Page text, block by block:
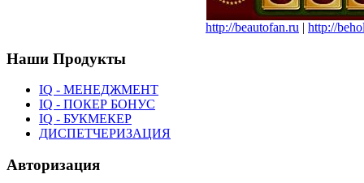
http://beautofan.ru | http://
Наши Продукты
IQ - МЕНЕДЖМЕНТ
IQ - ПОКЕР БОНУС
IQ - БУКМЕКЕР
ДИСПЕТЧЕРИЗАЦИЯ
Авторизация